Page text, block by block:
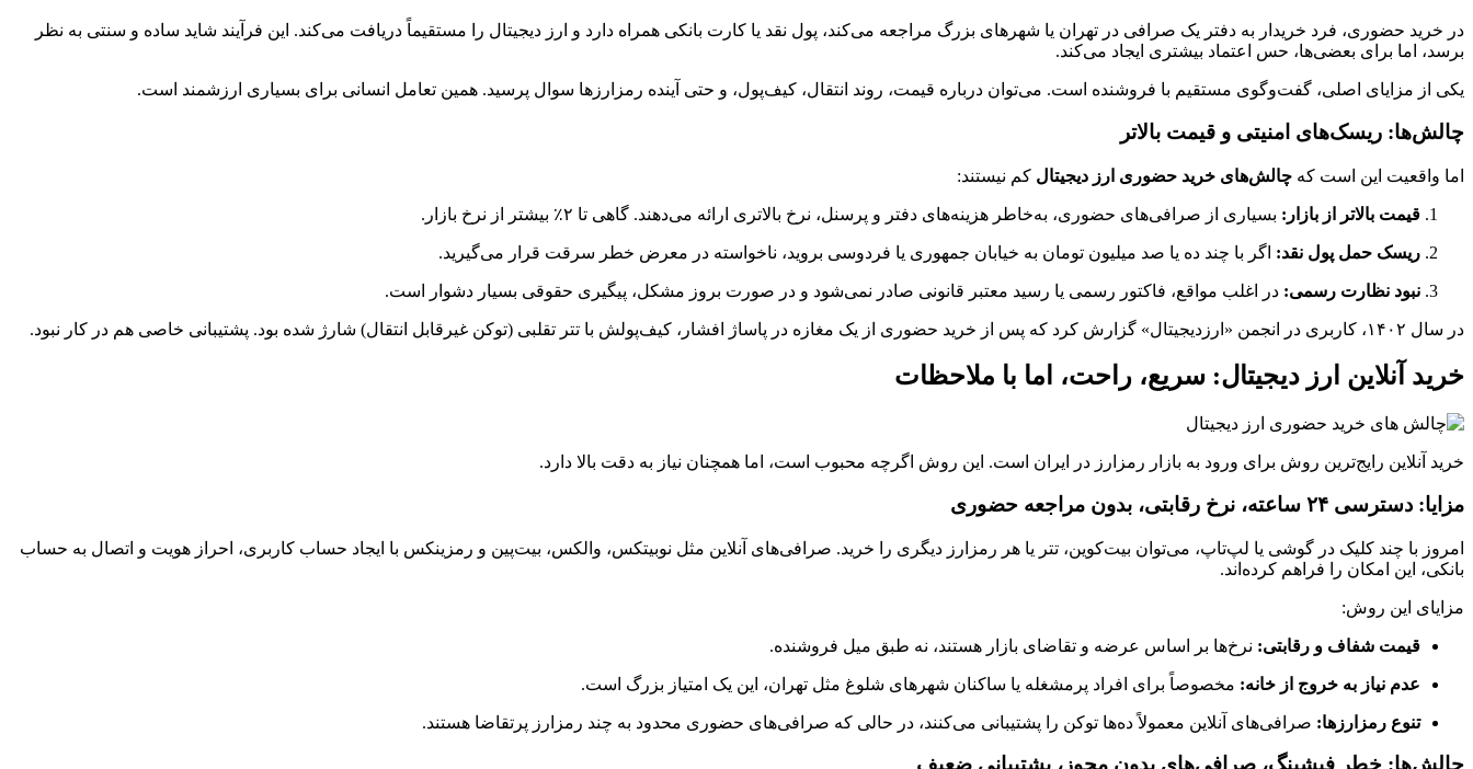
در خرید حضوری، فرد خریدار به دفتر یک صرافی در تهران یا شهرهای بزرگ مراجعه می‌کند، پول نقد یا کارت بانکی همراه دارد و ارز دیجیتال را مستقیماً دریافت می‌کند. این فرآیند شاید ساده و سنتی به نظر
برسد، اما برای بعضی‌ها، حس اعتماد بیشتری ایجاد می‌کند.
یکی از مزایای اصلی، گفت‌وگوی مستقیم با فروشنده است. می‌توان درباره قیمت، روند انتقال، کیف‌پول، و حتی آینده رمزارزها سوال پرسید. همین تعامل انسانی برای بسیاری ارزشمند است.
چالش‌ها: ریسک‌های امنیتی و قیمت بالاتر
اما واقعیت این است که چالش‌های خرید حضوری ارز دیجیتال کم نیستند:
قیمت بالاتر از بازار: بسیاری از صرافی‌های حضوری، به‌خاطر هزینه‌های دفتر و پرسنل، نرخ بالاتری ارائه می‌دهند. گاهی تا ۲٪ بیشتر از نرخ بازار.
ریسک حمل پول نقد: اگر با چند ده یا صد میلیون تومان به خیابان جمهوری یا فردوسی بروید، ناخواسته در معرض خطر سرقت قرار می‌گیرید.
نبود نظارت رسمی: در اغلب مواقع، فاکتور رسمی یا رسید معتبر قانونی صادر نمی‌شود و در صورت بروز مشکل، پیگیری حقوقی بسیار دشوار است.
در سال ۱۴۰۲، کاربری در انجمن «ارزدیجیتال» گزارش کرد که پس از خرید حضوری از یک مغازه در پاساژ افشار، کیف‌پولش با تتر تقلبی (توکن غیرقابل انتقال) شارژ شده بود. پشتیبانی خاصی هم در کار نبود.
خرید آنلاین ارز دیجیتال: سریع، راحت، اما با ملاحظات
خرید آنلاین رایج‌ترین روش برای ورود به بازار رمزارز در ایران است. این روش اگرچه محبوب است، اما همچنان نیاز به دقت بالا دارد.
مزایا: دسترسی ۲۴ ساعته، نرخ رقابتی، بدون مراجعه حضوری
امروز با چند کلیک در گوشی یا لپ‌تاپ، می‌توان بیت‌کوین، تتر یا هر رمزارز دیگری را خرید. صرافی‌های آنلاین مثل نوبیتکس، والکس، بیت‌پین و رمزینکس با ایجاد حساب کاربری، احراز هویت و اتصال به حساب
بانکی، این امکان را فراهم کرده‌اند.
مزایای این روش:
قیمت شفاف و رقابتی: نرخ‌ها بر اساس عرضه و تقاضای بازار هستند، نه طبق میل فروشنده.
عدم نیاز به خروج از خانه: مخصوصاً برای افراد پرمشغله یا ساکنان شهرهای شلوغ مثل تهران، این یک امتیاز بزرگ است.
تنوع رمزارزها: صرافی‌های آنلاین معمولاً ده‌ها توکن را پشتیبانی می‌کنند، در حالی که صرافی‌های حضوری محدود به چند رمزارز پرتقاضا هستند.